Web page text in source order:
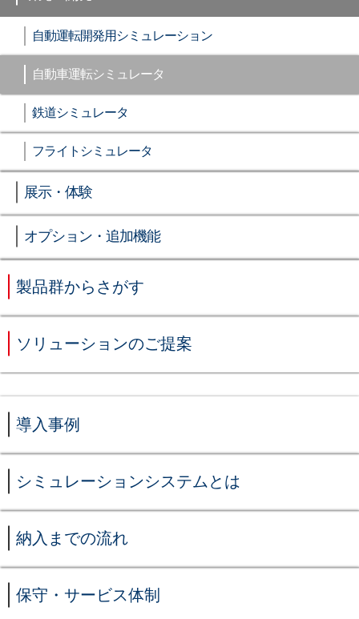
自動運転開発用シミュレーション
自動車運転シミュレータ
鉄道シミュレータ
フライトシミュレータ
展示・体験
オプション・追加機能
製品群からさがす
ソリューションのご提案
導入事例
シミュレーションシステムとは
納入までの流れ
保守・サービス体制